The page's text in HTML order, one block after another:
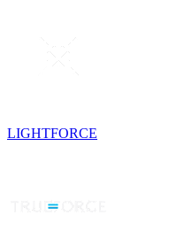
LIGHTFORCE